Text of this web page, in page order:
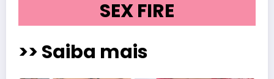
SEX FIRE
>> Saiba mais